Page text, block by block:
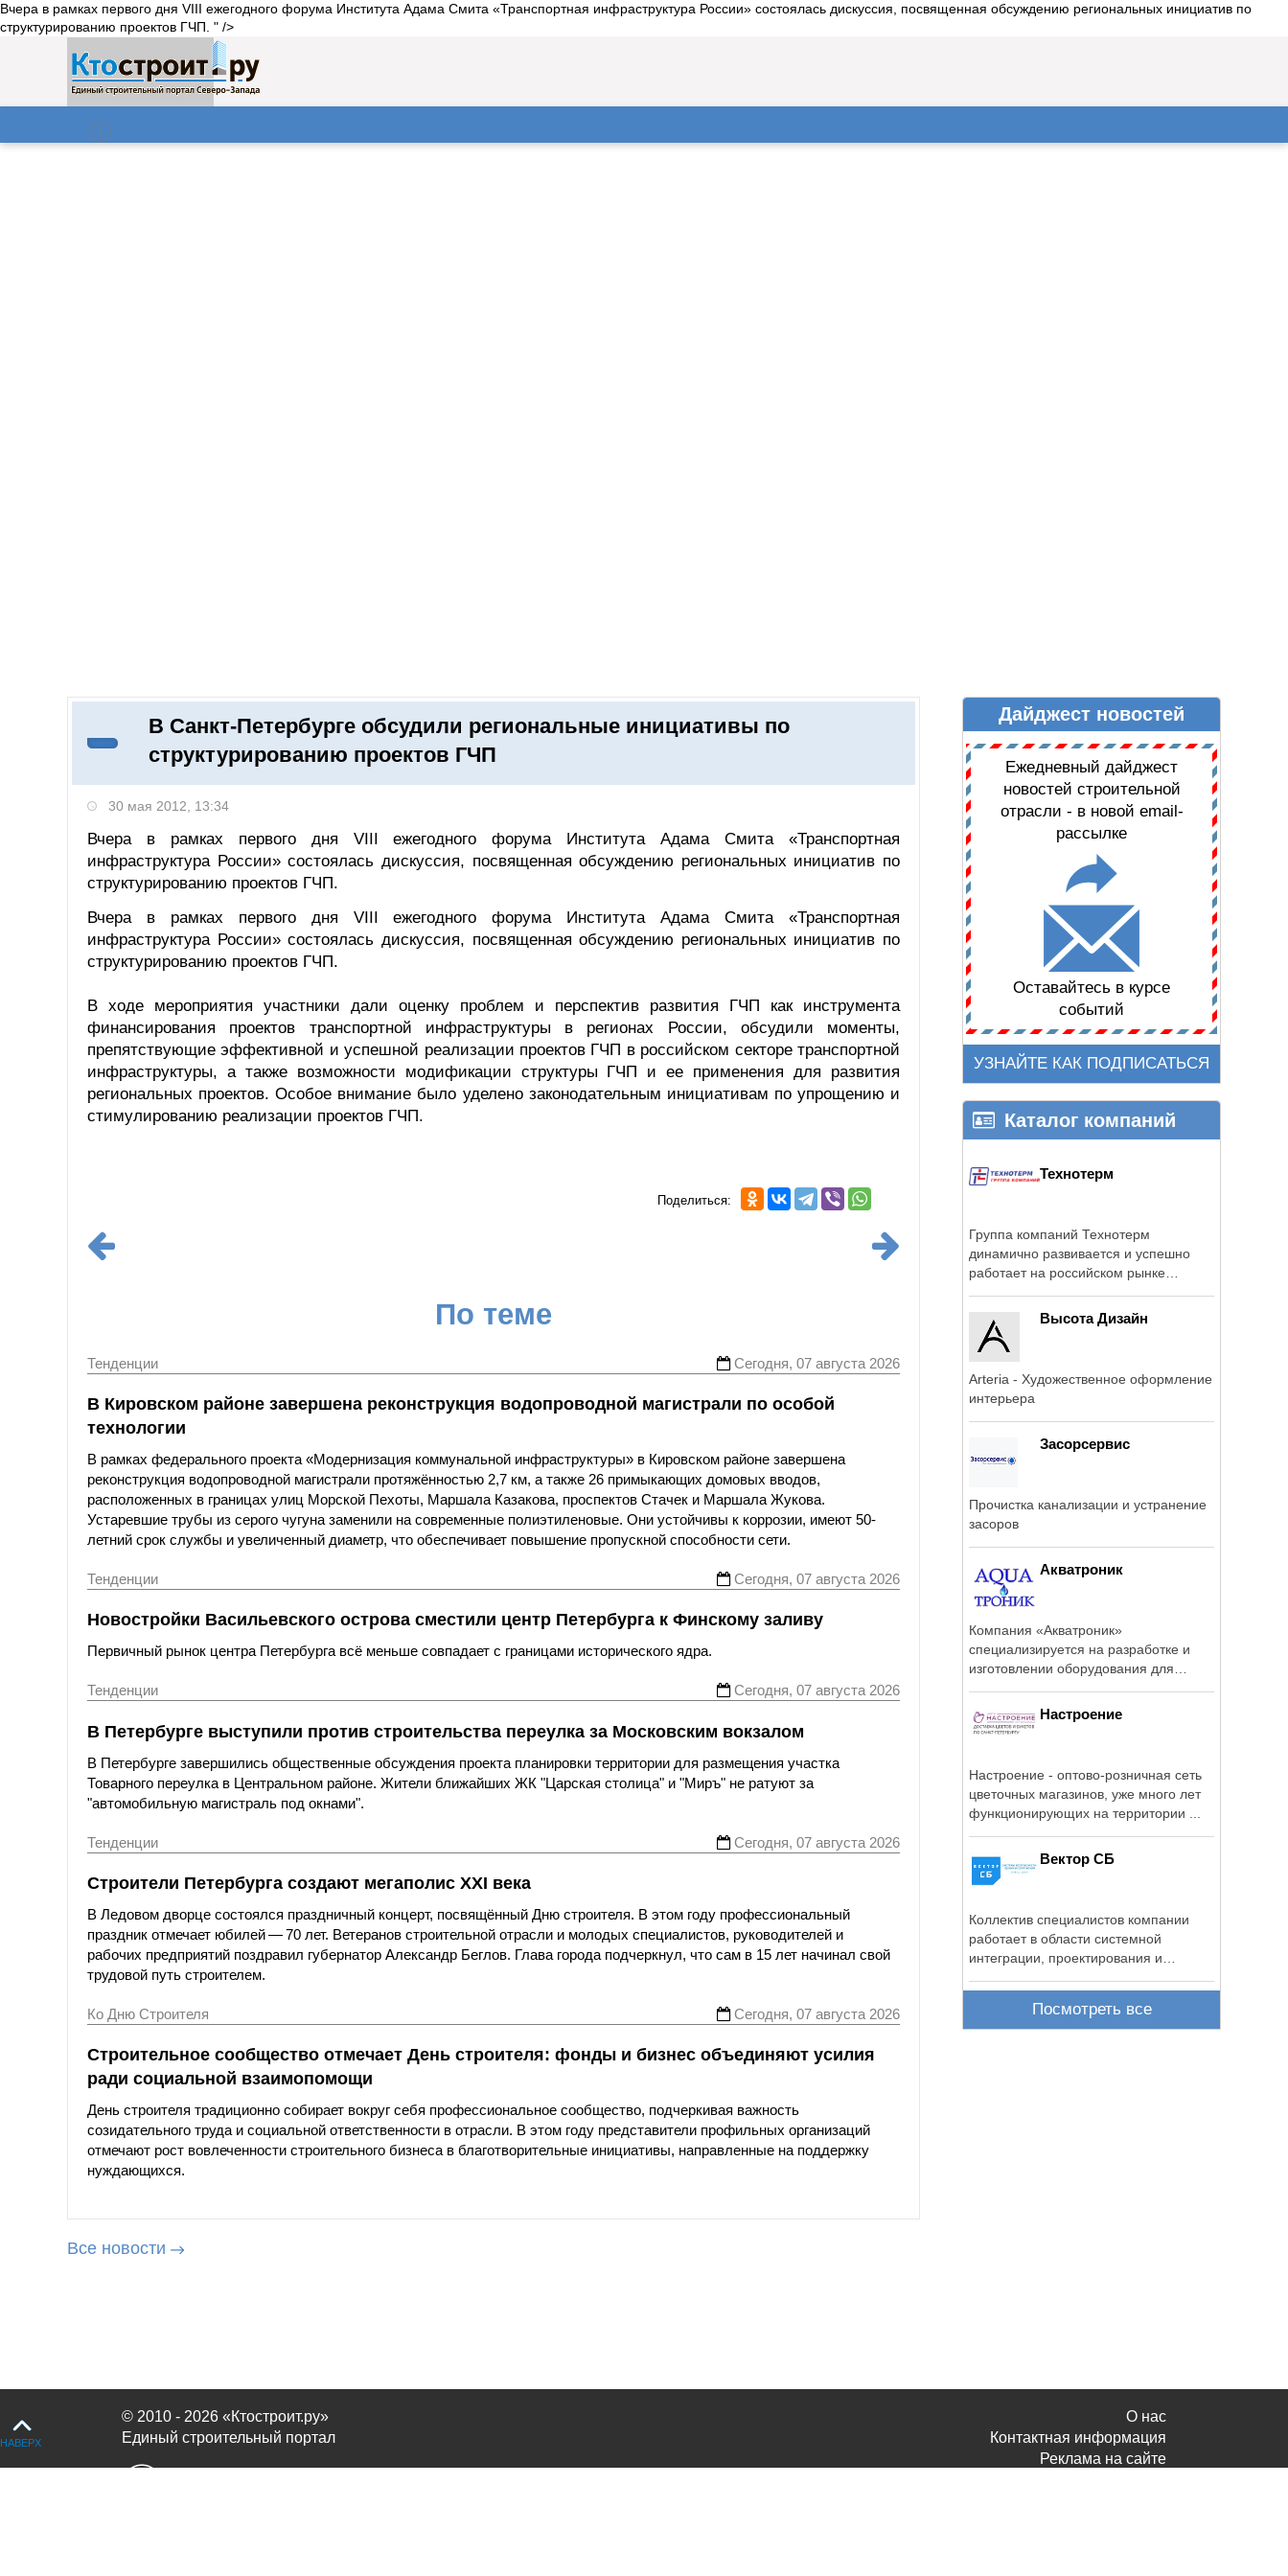
Вчера в рамках первого дня VIII ежегодного форума Института Адама Смита «Транспортная инфраструктура России» состоялась дискуссия, посвященная обсуждению региональных инициатив по
структурированию проектов ГЧП. " />
Поиск
ДАЙДЖЕСТ НОВОСТЕЙ
В Санкт-Петербурге обсудили региональные инициативы по
структурированию проектов ГЧП
30 мая 2012, 13:34
Вчера в рамках первого дня VIII ежегодного форума Института Адама Смита «Транспортная
инфраструктура России» состоялась дискуссия, посвященная обсуждению региональных инициатив по
структурированию проектов ГЧП.
Вчера в рамках первого дня VIII ежегодного форума Института Адама Смита «Транспортная
инфраструктура России» состоялась дискуссия, посвященная обсуждению региональных инициатив по
структурированию проектов ГЧП.
В ходе мероприятия участники дали оценку проблем и перспектив развития ГЧП как инструмента
финансирования проектов транспортной инфраструктуры в регионах России, обсудили моменты,
препятствующие эффективной и успешной реализации проектов ГЧП в российском секторе транспортной
инфраструктуры, а также возможности модификации структуры ГЧП и ее применения для развития
региональных проектов. Особое внимание было уделено законодательным инициативам по упрощению и
стимулированию реализации проектов ГЧП.
Поделиться:
По теме
Тенденции Сегодня, 07 августа 2026
В Кировском районе завершена реконструкция водопроводной магистрали по особой
технологии
В рамках федерального проекта «Модернизация коммунальной инфраструктуры» в Кировском районе завершена
реконструкция водопроводной магистрали протяжённостью 2,7 км, а также 26 примыкающих домовых вводов,
расположенных в границах улиц Морской Пехоты, Маршала Казакова, проспектов Стачек и Маршала Жукова.
Устаревшие трубы из серого чугуна заменили на современные полиэтиленовые. Они устойчивы к коррозии, имеют 50-
летний срок службы и увеличенный диаметр, что обеспечивает повышение пропускной способности сети.
Тенденции Сегодня, 07 августа 2026
Новостройки Васильевского острова сместили центр Петербурга к Финскому заливу
Первичный рынок центра Петербурга всё меньше совпадает с границами исторического ядра.
Тенденции Сегодня, 07 августа 2026
В Петербурге выступили против строительства переулка за Московским вокзалом
В Петербурге завершились общественные обсуждения проекта планировки территории для размещения участка
Товарного переулка в Центральном районе. Жители ближайших ЖК "Царская столица" и "Миръ" не ратуют за
"автомобильную магистраль под окнами".
Тенденции Сегодня, 07 августа 2026
Строители Петербурга создают мегаполис XXI века
В Ледовом дворце состоялся праздничный концерт, посвящённый Дню строителя. В этом году профессиональный
праздник отмечает юбилей — 70 лет. Ветеранов строительной отрасли и молодых специалистов, руководителей и
рабочих предприятий поздравил губернатор Александр Беглов. Глава города подчеркнул, что сам в 15 лет начинал свой
трудовой путь строителем.
Ко Дню Строителя Сегодня, 07 августа 2026
Строительное сообщество отмечает День строителя: фонды и бизнес объединяют усилия
ради социальной взаимопомощи
День строителя традиционно собирает вокруг себя профессиональное сообщество, подчеркивая важность
созидательного труда и социальной ответственности в отрасли. В этом году представители профильных организаций
отмечают рост вовлеченности строительного бизнеса в благотворительные инициативы, направленные на поддержку
нуждающихся.
Все новости
Дайджест новостей
Ежедневный дайджест
новостей строительной
отрасли - в новой email-
рассылке
Оставайтесь в курсе
событий
УЗНАЙТЕ КАК ПОДПИСАТЬСЯ
Каталог компаний
Технотерм
Группа компаний Технотерм
динамично развивается и успешно
работает на российском рынке
Высота Дизайн
Arteria - Художественное оформление
интерьера
Засорсервис
Прочистка канализации и устранение
засоров
Акватроник
Компания «Акватроник»
специализируется на разработке и
изготовлении оборудования для
Настроение
Настроение - оптово-розничная сеть
цветочных магазинов, уже много лет
функционирующих на территории ...
Вектор СБ
Коллектив специалистов компании
работает в области системной
интеграции, проектирования и
Посмотреть все
© 2010 - 2026 «Ктостроит.ру»
Единый строительный портал
О нас
Контактная информация
Реклама на сайте
НАВЕРХ